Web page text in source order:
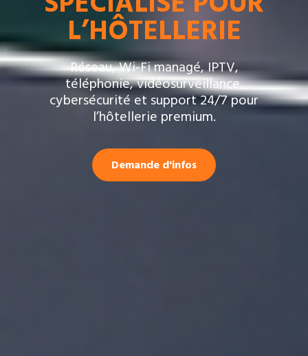
L’HÔTELLERIE
Réseau, Wi‑Fi managé, IPTV,
téléphonie, vidéosurveillance,
cybersécurité et support 24/7 pour
l’hôtellerie premium.
Demande d'infos